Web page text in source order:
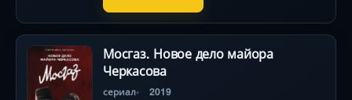
Мосгаз. Новое дело майора
Черкасова
сериал 2019